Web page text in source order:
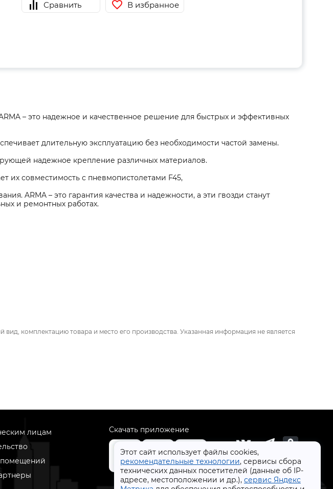
Этот сайт использует файлы cookies,
рекомендательные технологии, сервисы сбора
технических данных посетителей (данные об IP-
адресе, местоположении и др.), сервис Яндекс
Сравнить В избранное
– это надежное и качественное решение для быстрых и эффективных
длительную эксплуатацию без необходимости частой замены.
надежное крепление различных материалов.
их совместимость с пневмопистолетами F45,
ARMA – это гарантия качества и надежности, а эти гвозди станут
и ремонтных работах.
комплектацию товара и место его производства. Указанная информация не является
лицам
Скачать приложение
+7 (4832) 31-77-77